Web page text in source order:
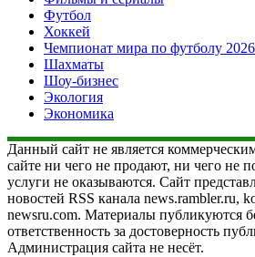
Футбол
Хоккей
Чемпионат мира по футболу 2026
Шахматы
Шоу-бизнес
Экология
Экономика
Данный сайт не является
сайте ни чего не продают, ни чего не
услуги не оказываются. Сайт
новостей RSS канала news.rambler.ru,
newsru.com. Материалы публикуются
ответственность за достоверность
Администрация сайта не несёт.